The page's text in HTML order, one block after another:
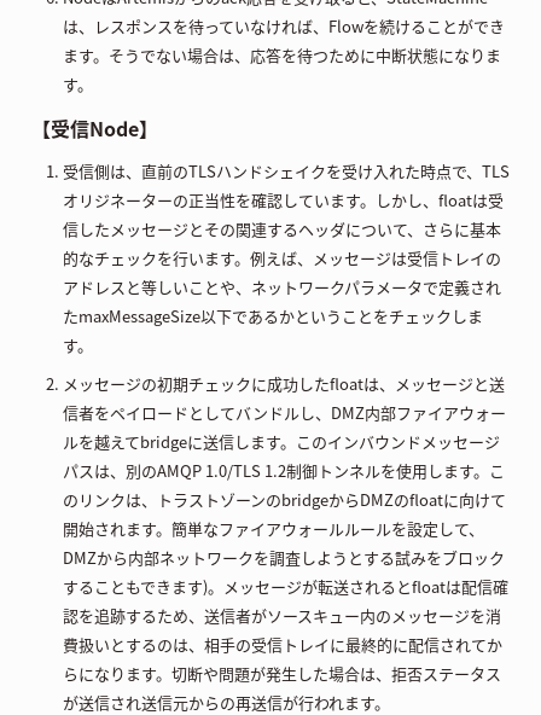
は、レスポンスを待っていなければ、Flowを続けることができ
ます。そうでない場合は、応答を待つために中断状態になりま
す。
【受信Node】
受信側は、直前のTLSハンドシェイクを受け入れた時点で、TLS
オリジネーターの正当性を確認しています。しかし、floatは受
信したメッセージとその関連するヘッダについて、さらに基本
的なチェックを行います。例えば、メッセージは受信トレイの
アドレスと等しいことや、ネットワークパラメータで定義され
たmaxMessageSize以下であるかということをチェックしま
す。
メッセージの初期チェックに成功したfloatは、メッセージと送
信者をペイロードとしてバンドルし、DMZ内部ファイアウォー
ルを越えてbridgeに送信します。このインバウンドメッセージ
パスは、別のAMQP 1.0/TLS 1.2制御トンネルを使用します。こ
のリンクは、トラストゾーンのbridgeからDMZのfloatに向けて
開始されます。簡単なファイアウォールルールを設定して、
DMZから内部ネットワークを調査しようとする試みをブロック
することもできます)。メッセージが転送されるとfloatは配信確
認を追跡するため、送信者がソースキュー内のメッセージを消
費扱いとするのは、相手の受信トレイに最終的に配信されてか
らになります。切断や問題が発生した場合は、拒否ステータス
が送信され送信元からの再送信が行われます。